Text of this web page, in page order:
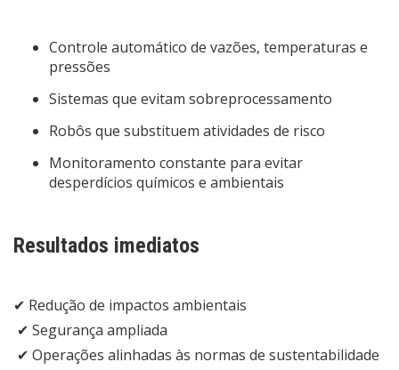
Controle automático de vazões, temperaturas e
pressões
Sistemas que evitam sobreprocessamento
Robôs que substituem atividades de risco
Monitoramento constante para evitar
desperdícios químicos e ambientais
Resultados imediatos
✔ Redução de impactos ambientais
✔ Segurança ampliada
✔ Operações alinhadas às normas de sustentabilidade